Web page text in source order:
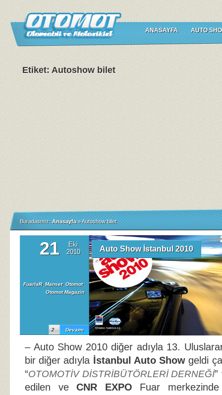
ANASAYFA AUTO
Etiket: Autoshow bilet
Buradasınız: Anasayfa »Autoshow bilet
21
Eki
2010
FuarlaR, Manset, Otomot,
Otomot Magazin
Devamı
2
Auto Show İstanbul 2010
– Auto Show 2010 diğer adıyla 13.
bir diğer adıyla İstanbul Auto Show geldi
“OTOMOTİV DİSTRİBÜTÖRLERİ DERNEĞİ”
edilen veCNR EXPO Fuar